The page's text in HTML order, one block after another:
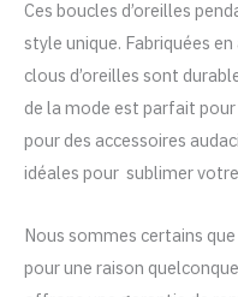
était :
د.م. 120.
Ces boucles d’oreilles
style unique. Fabriquées
clous d’oreilles sont
de la mode est parfait
pour des accessoires
idéales pour sublimer
Nous sommes certains
pour une raison
Golduare